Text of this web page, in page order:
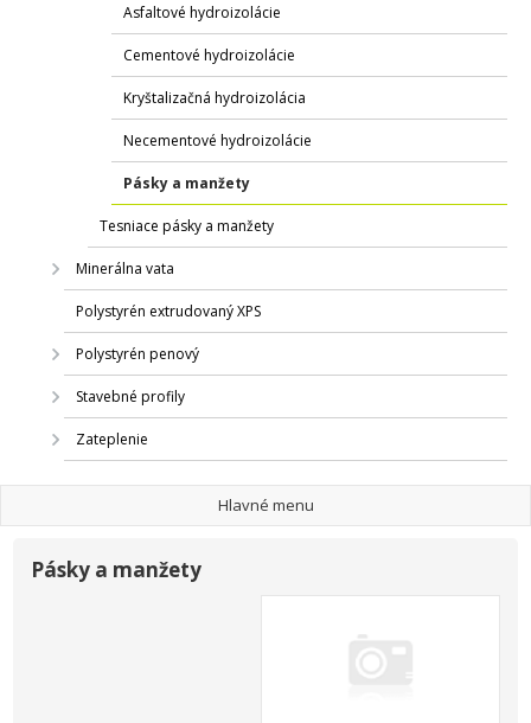
Asfaltové hydroizolácie
Cementové hydroizolácie
Kryštalizačná hydroizolácia
Necementové hydroizolácie
Pásky a manžety
Tesniace pásky a manžety
Minerálna vata
Polystyrén extrudovaný XPS
Polystyrén penový
Stavebné profily
Zateplenie
Hlavné menu
Pásky a manžety